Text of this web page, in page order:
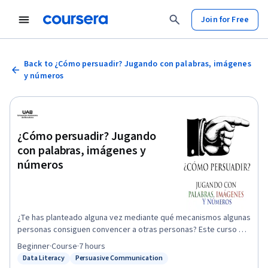
Join for Free
Back to ¿Cómo persuadir? Jugando con palabras, imágenes
y números
¿Cómo persuadir? Jugando
con palabras, imágenes y
números
¿Te has planteado alguna vez mediante qué mecanismos algunas
personas consiguen convencer a otras personas? Este curso da
respuesta a la pregunta y está dirigido a cualquier individuo
interesado por los mecanismos de la argumentación en el siglo
Status: Data Literacy
Data Literacy Persuasive Communication
Beginner·Course·7 hours